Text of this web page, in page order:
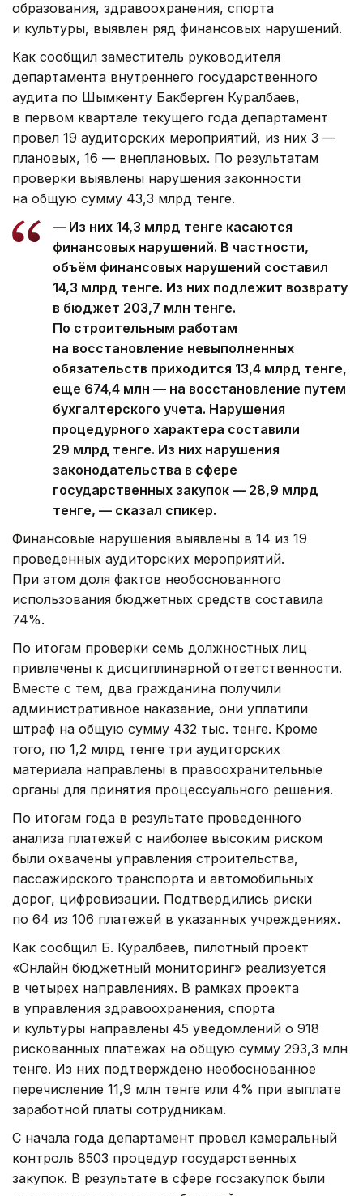
образования, здравоохранения, спорта
и культуры, выявлен ряд финансовых нарушений.
Как сообщил заместитель руководителя
департамента внутреннего государственного
аудита по Шымкенту Бакберген Куралбаев,
в первом квартале текущего года департамент
провел 19 аудиторских мероприятий, из них 3 —
плановых, 16 — внеплановых. По результатам
проверки выявлены нарушения законности
на общую сумму 43,3 млрд тенге.
— Из них 14,3 млрд тенге касаются
финансовых нарушений. В частности,
объём финансовых нарушений составил
14,3 млрд тенге. Из них подлежит возврату
в бюджет 203,7 млн тенге.
По строительным работам
на восстановление невыполненных
обязательств приходится 13,4 млрд тенге,
еще 674,4 млн — на восстановление путем
бухгалтерского учета. Нарушения
процедурного характера составили
29 млрд тенге. Из них нарушения
законодательства в сфере
государственных закупок — 28,9 млрд
тенге, — сказал спикер.
Финансовые нарушения выявлены в 14 из 19
проведенных аудиторских мероприятий.
При этом доля фактов необоснованного
использования бюджетных средств составила
74%.
По итогам проверки семь должностных лиц
привлечены к дисциплинарной ответственности.
Вместе с тем, два гражданина получили
административное наказание, они уплатили
штраф на общую сумму 432 тыс. тенге. Кроме
того, по 1,2 млрд тенге три аудиторских
материала направлены в правоохранительные
органы для принятия процессуального решения.
По итогам года в результате проведенного
анализа платежей с наиболее высоким риском
были охвачены управления строительства,
пассажирского транспорта и автомобильных
дорог, цифровизации. Подтвердились риски
по 64 из 106 платежей в указанных учреждениях.
Как сообщил Б. Куралбаев, пилотный проект
«Онлайн бюджетный мониторинг» реализуется
в четырех направлениях. В рамках проекта
в управления здравоохранения, спорта
и культуры направлены 45 уведомлений о 918
рискованных платежах на общую сумму 293,3 млн
тенге. Из них подтверждено необоснованное
перечисление 11,9 млн тенге или 4% при выплате
заработной платы сотрудникам.
С начала года департамент провел камеральный
контроль 8503 процедур государственных
закупок. В результате в сфере госзакупок были